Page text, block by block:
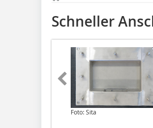
Schneller
Foto: Sita